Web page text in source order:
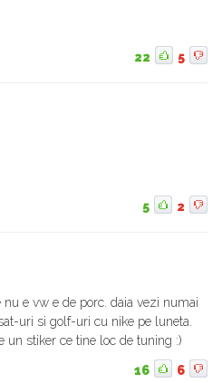
22 5
5 2
e vw e de porc. daia vezi numai
uri si golf-uri cu nike pe luneta.
un stiker ce tine loc de tuning :)
16 6